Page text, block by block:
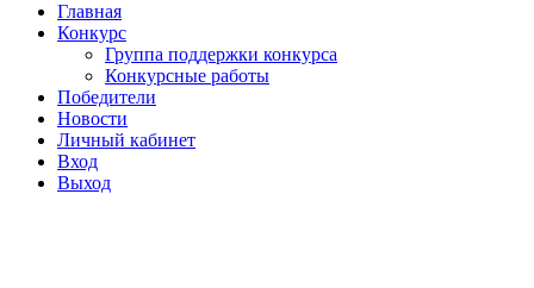
Главная
Конкурс
Группа поддержки конкурса
Конкурсные работы
Победители
Новости
Личный кабинет
Вход
Выход